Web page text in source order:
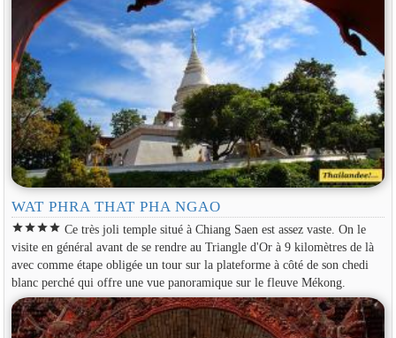
WAT PHRA THAT PHA NGAO
starstarstarstar Ce très joli temple situé à Chiang Saen est assez vaste. On le
visite en général avant de se rendre au Triangle d'Or à 9 kilomètres de là
avec comme étape obligée un tour sur la plateforme à côté de son chedi
blanc perché qui offre une vue panoramique sur le fleuve Mékong.